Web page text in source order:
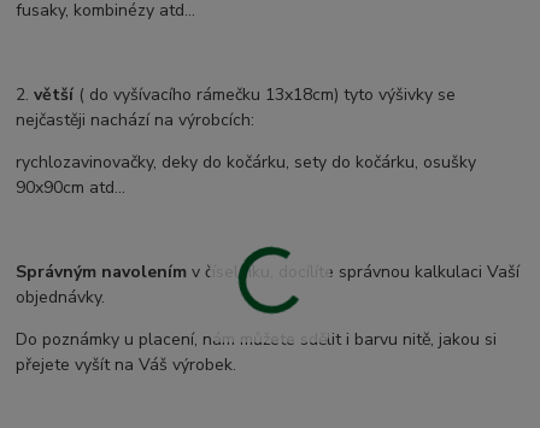
fusaky, kombinézy atd...
2.větší ( do vyšívacího rámečku 13x18cm) tyto výšivky se
nejčastěji nachází na výrobcích:
rychlozavinovačky, deky do kočárku, sety do kočárku, osušky
90x90cm atd...
Správným navolením v číselníku, docílíte správnou kalkulaci Vaší
objednávky.
Do poznámky u placení, nám můžete sdělit i barvu nitě, jakou si
přejete vyšít na Váš výrobek.